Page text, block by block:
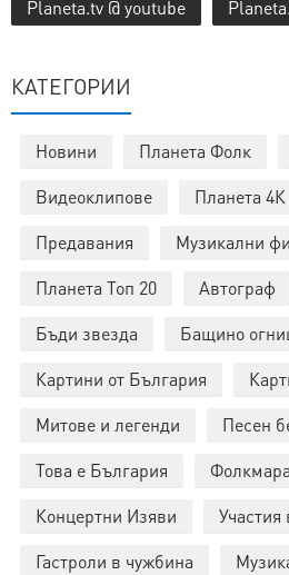
Planeta.tv @ youtube
КАТЕГОРИИ
Новини Планета Фолк
Видеоклипове
Планета 4К
Предавания
Музикални
Планета Топ 20
Автограф
Бъди звезда
Бащино
Картини от България
Митове и легенди
Песен
Това е България
Концертни Изяви
Гастроли в чужбина